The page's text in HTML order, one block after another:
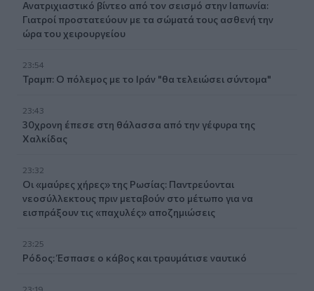
Ανατριχιαστικό βίντεο από τον σεισμό στην Ιαπωνία:
Γιατροί προστατεύουν με τα σώματά τους ασθενή την
ώρα του χειρουργείου
23:54
Τραμπ: Ο πόλεμος με το Ιράν "θα τελειώσει σύντομα"
23:43
30χρονη έπεσε στη θάλασσα από την γέφυρα της
Χαλκίδας
23:32
Οι «μαύρες χήρες» της Ρωσίας: Παντρεύονται
νεοσύλλεκτους πριν μεταβούν στο μέτωπο για να
εισπράξουν τις «παχυλές» αποζημιώσεις
23:25
Ρόδος: Έσπασε ο κάβος και τραυμάτισε ναυτικό
23:19